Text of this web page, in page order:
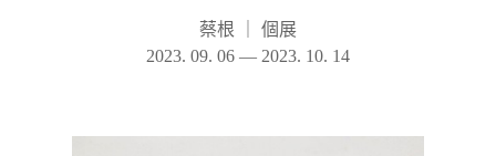
蔡根
個展
2023. 09. 06 — 2023. 10. 14